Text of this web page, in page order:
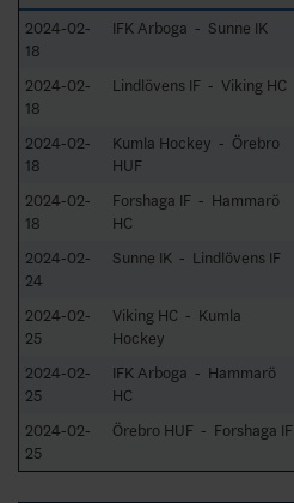
2024-02-
18
IFK Arboga - Sunne IK
2024-02-
18
Lindlövens IF - Viking HC
2024-02-
18
Kumla Hockey - Örebro
HUF
2024-02-
18
Forshaga IF - Hammarö
HC
2024-02-
24
Sunne IK - Lindlövens IF
2024-02-
25
Viking HC - Kumla
Hockey
2024-02-
25
IFK Arboga - Hammarö
HC
2024-02-
25
Örebro HUF - Forshaga IF